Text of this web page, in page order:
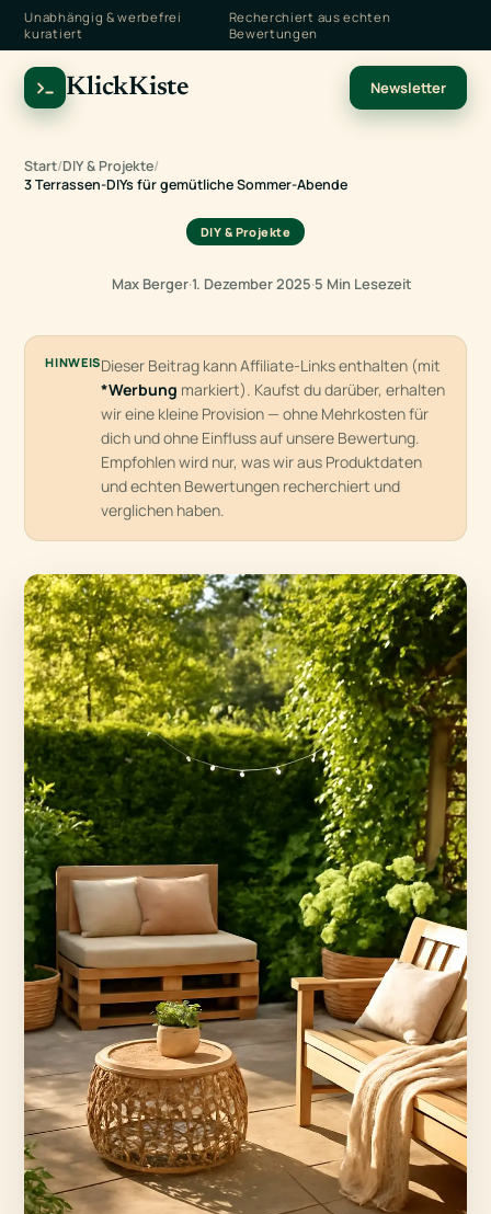
Unabhängig & werbefrei
kuratiert
Recherchiert aus echten
Bewertungen
KlickKiste Newsletter
Start/DIY & Projekte/
3 Terrassen-DIYs für gemütliche Sommer-Abende
DIY & Projekte
Max Berger·1. Dezember 2025·5 Min Lesezeit
HINWEISDieser Beitrag kann Affiliate-Links enthalten (mit
*Werbung markiert). Kaufst du darüber, erhalten
wir eine kleine Provision — ohne Mehrkosten für
dich und ohne Einfluss auf unsere Bewertung.
Empfohlen wird nur, was wir aus Produktdaten
und echten Bewertungen recherchiert und
verglichen haben.